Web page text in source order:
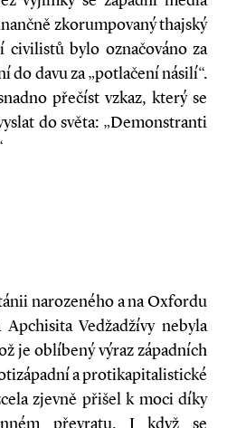
zkorumpovaný thajský
civilistů bylo označováno za
do davu za „potlačení násilí“.
přečíst vzkaz, který se
do světa: „Demonstranti
narozeného a na Oxfordu
Vedžadžívy nebyla
je oblíbený výraz západních
a protikapitalistické
zjevně přišel k moci díky
převratu. I když se